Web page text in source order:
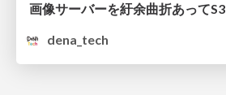
dena_tech